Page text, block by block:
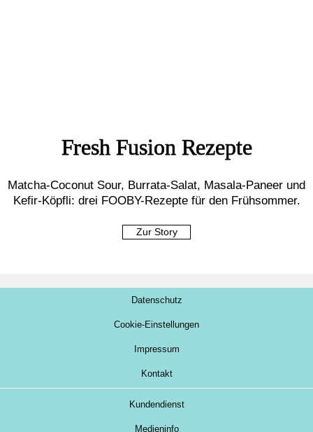
Fresh Fusion Rezepte
Matcha-Coconut Sour, Burrata-Salat, Masala-Paneer und
Kefir-Köpfli: drei FOOBY-Rezepte für den Frühsommer.
Zur Story
Datenschutz
Cookie-Einstellungen
Impressum
Kontakt
Kundendienst
Medieninfo